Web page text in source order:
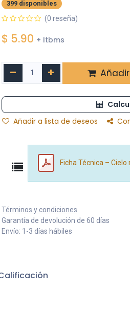
399 disponibles
(0 reseña)
$ 5.90 + Itbms
Añadir a lista de deseos
Ficha Técnica –
Términos y condiciones
Garantía de devolución de 60 días
Envío: 1-3 días hábiles